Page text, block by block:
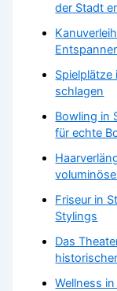
der Stadt
Spielplätze
schlagen
Bowling in
für echte
Friseur in
Stylings
Das
Wellness